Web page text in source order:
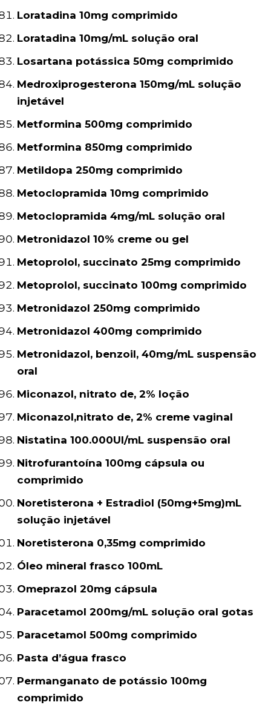
Loratadina 10mg comprimido
Loratadina 10mg/mL solução oral
Losartana potássica 50mg comprimido
Medroxiprogesterona 150mg/mL solução
injetável
Metformina 500mg comprimido
Metformina 850mg comprimido
Metildopa 250mg comprimido
Metoclopramida 10mg comprimido
Metoclopramida 4mg/mL solução oral
Metronidazol 10% creme ou gel
Metoprolol, succinato 25mg comprimido
Metoprolol, succinato 100mg comprimido
Metronidazol 250mg comprimido
Metronidazol 400mg comprimido
Metronidazol, benzoil, 40mg/mL suspensão
oral
Miconazol, nitrato de, 2% loção
Miconazol,nitrato de, 2% creme vaginal
Nistatina 100.000UI/mL suspensão oral
Nitrofurantoína 100mg cápsula ou
comprimido
Noretisterona + Estradiol (50mg+5mg)mL
solução injetável
Noretisterona 0,35mg comprimido
Óleo mineral frasco 100mL
Omeprazol 20mg cápsula
Paracetamol 200mg/mL solução oral gotas
Paracetamol 500mg comprimido
Pasta d’água frasco
Permanganato de potássio 100mg
comprimido